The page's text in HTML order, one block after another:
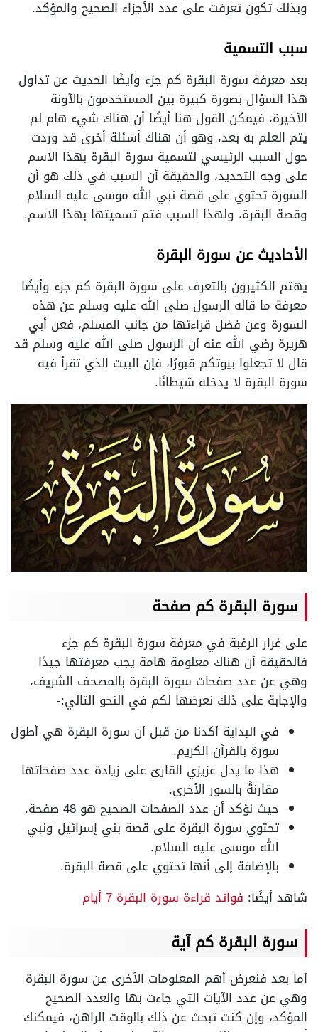
وبذلك تكون تعرفت على عدد الأجزاء الصحيح والمؤكد.
سبب التسمية
بعد معرفة سورة البقرة كم جزء وأيضًا الحديث عن تداول
هذا السؤال بصورة كبيرة بين المستخدمون بالآونة
الأخيرة، فيمكن القول هنا أيضًا أن هناك شيء هام لم
يتم العلم به بعد، وهو أن هناك أسئلة أخرى قد وردت
حول السبب الرئيسي لتسمية سورة البقرة بهذا الاسم
على وجه التحديد، والحقيقة أن السبب في ذلك هو أن
السورة تحتوي على قصة نبي الله موسى عليه السلام
وقصة البقرة، ولهذا السبب فتم تسميتها بهذا الاسم.
الأحاديث عن سورة البقرة
يهتم الكثيرون بالتعرف على سورة البقرة كم جزء وأيضًا
معرفة ما قاله الرسول صلى الله عليه وسلم عن هذه
السورة وعن فضل قراءتها من جانب المسلم، فعن أبي
هريرة رضي الله عنه أن الرسول صلى الله عليه وسلم قد
قال لا تجعلوا بيوتكم قبورًا، فإن البيت الذي تقرأ فيه
سورة البقرة لا يدخله شيطانًا.
سورة البقرة كم صفحة
على غرار الرغبة في معرفة سورة البقرة كم جزء
فالحقيقة أن هناك معلومة هامة يجب معرفتها جيدًا
وهي عن عدد صفحات سورة البقرة بالمصحف الشريف،
والإجابة على ذلك نعرضها لكم في النحو التالي:-
في البداية أكدنا من قبل أن سورة البقرة هي أطول
سورة بالقرآن الكريم.
هذا ما يدل عزيزي القارئ على زيادة عدد صفحاتها
مقارنةً بالسور الأخرى.
حيث نؤكد أن عدد الصفحات الصحيح هو 48 صفحة.
تحتوي سورة البقرة على قصة بني إسرائيل ونبي
الله موسى عليه السلام.
بالإضافة إلى أنها تحتوي على قصة البقرة.
شاهد أيضًا: فوائد قراءة سورة البقرة 7 أيام
سورة البقرة كم آية
أما بعد فنعرض أهم المعلومات الأخرى عن سورة البقرة
وهي عن عدد الآيات التي جاءت بها والعدد الصحيح
المؤكد، وإن كنت تبحث عن ذلك بالوقت الراهن، فيمكنك